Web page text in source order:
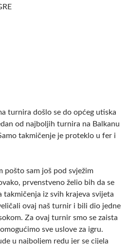
turnira došlo se do općeg utiska
od najboljih turnira na Balkanu
takmičenje je proteklo u fer i
pošto sam još pod svježim
prvenstveno želio bih da se
takmičenja iz svih krajeva svijeta
ovaj naš turnir i bili dio jedne
Za ovaj turnir smo se zaista
sve uslove za igru.
u najboljem redu jer se cijela